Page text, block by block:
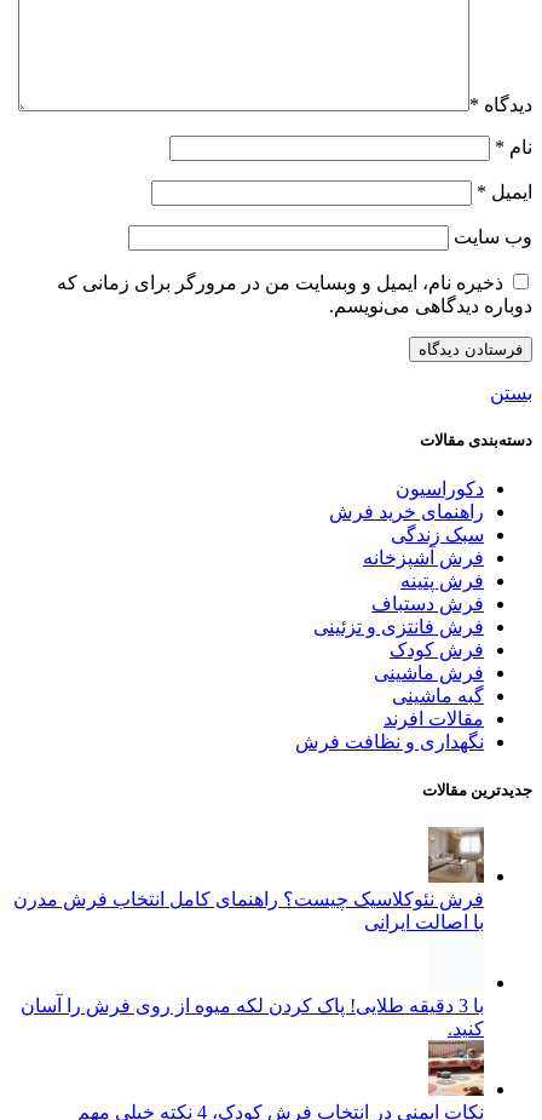
دیدگاه *
نام *
ایمیل *
وب‌ سایت
ذخیره نام، ایمیل و وبسایت من در مرورگر برای زمانی که
دوباره دیدگاهی می‌نویسم.
بستن
دسته‌بندی مقالات
دکوراسیون
راهنمای خرید فرش
سبک زندگی
فرش آشپزخانه
فرش پتینه
فرش دستباف
فرش فانتزی و تزئینی
فرش کودک
فرش ماشینی
گبه ماشینی
مقالات افرند
نگهداری و نظافت فرش
جدیدترین مقالات
فرش نئوکلاسیک چیست؟ راهنمای کامل انتخاب فرش مدرن
با اصالت ایرانی
با 3 دقیقه طلایی! پاک کردن لکه میوه از روی فرش را آسان
کنید.
نکات ایمنی در انتخاب فرش کودک، 4 نکته خیلی مهم